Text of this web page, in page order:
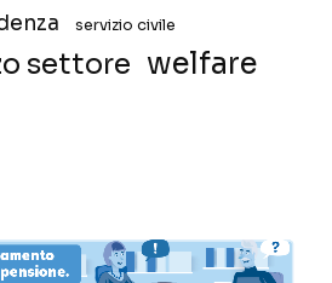
servizio civile
settore welfare